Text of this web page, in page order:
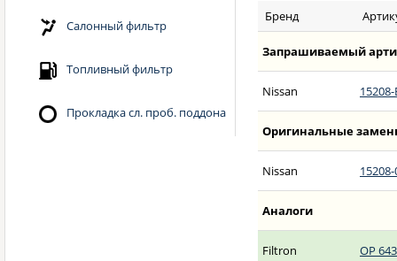
Салонный фильтр
Топливный фильтр
Прокладка сл. проб. поддона
Бренд
Запрашиваемый
Nissan
Оригинальные
Nissan
Аналоги
Filtron OP